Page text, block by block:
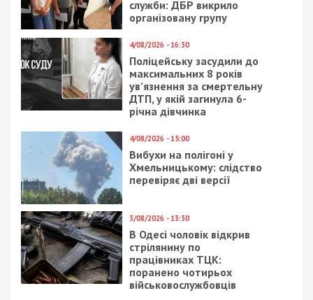
служби: ДБР викрило
організовану групу
4/08/2026 - 16:30
Поліцейську засудили до
максимальних 8 років
ув’язнення за смертельну
ДТП, у якій загинула 6-
річна дівчинка
4/08/2026 - 15:00
Вибухи на полігоні у
Хмельницькому: слідство
перевіряє дві версії
3/08/2026 - 13:30
В Одесі чоловік відкрив
стрілянину по
працівниках ТЦК:
поранено чотирьох
військовослужбовців